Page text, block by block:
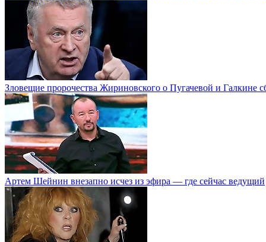
Зловещие пророчества Жириновского о Пугачевой и Галкине
Артем Шейнин внезапно исчез из эфира — где сейчас ведущий